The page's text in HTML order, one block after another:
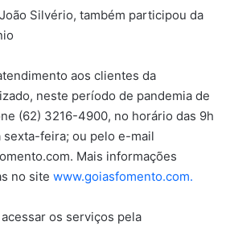
Silvério, também participou da
aos clientes da
neste período de pandemia de
(62) 3216-4900, no horário das 9h
sexta-feira; ou pelo e-mail
Mais informações
no site www.goiasfomento.com.
os serviços pela